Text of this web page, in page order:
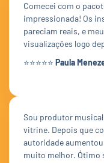
Comecei com o
impressionada! Os
pareciam reais, e
visualizações logo
⭐⭐⭐⭐⭐ Paula
Sou produtor
vitrine. Depois que
autoridade
muito melhor. Ótimo